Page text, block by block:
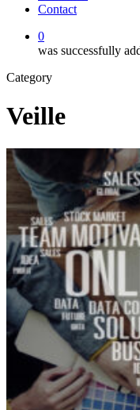
Contact
0
was successfully
Category
Veille